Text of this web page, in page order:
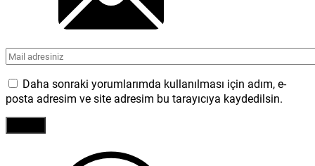
Daha sonraki yorumlarımda kullanılması için adım, e-
posta adresim ve site adresim bu tarayıcıya kaydedilsin.